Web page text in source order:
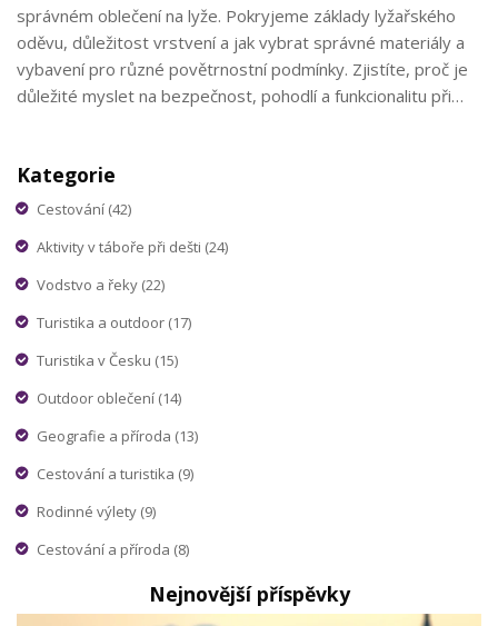
správném oblečení na lyže. Pokryjeme základy lyžařského
oděvu, důležitost vrstvení a jak vybrat správné materiály a
vybavení pro různé povětrnostní podmínky. Zjistíte, proč je
důležité myslet na bezpečnost, pohodlí a funkcionalitu při
Kategorie
Cestování (42)
Aktivity v táboře při dešti (24)
Vodstvo a řeky (22)
Turistika a outdoor (17)
Turistika v Česku (15)
Outdoor oblečení (14)
Geografie a příroda (13)
Cestování a turistika (9)
Rodinné výlety (9)
Cestování a příroda (8)
Nejnovější příspěvky